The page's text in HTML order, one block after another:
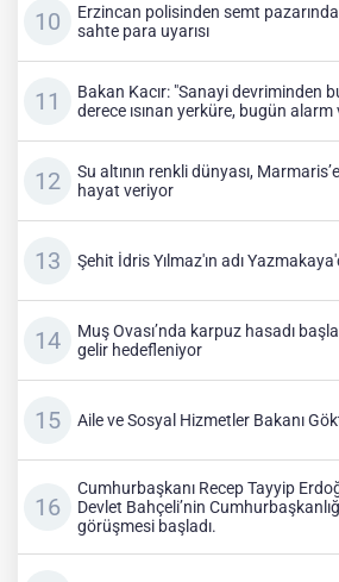
Erzincan polisinden semt pazarında
sahte para uyarısı
Bakan Kacır: "Sanayi devriminden
derece ısınan yerküre, bugün alarm
Su altının renkli dünyası,
hayat veriyor
Şehit İdris Yılmaz'ın adı
Muş Ovası’nda karpuz hasadı
gelir hedefleniyor
Aile ve Sosyal Hizmetler Bakanı
Cumhurbaşkanı Recep Tayyip
Devlet Bahçeli’nin
görüşmesi başladı.